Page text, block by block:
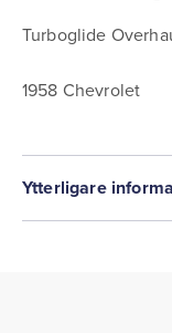
Turboglide
1958 Chevrolet
Ytterligare